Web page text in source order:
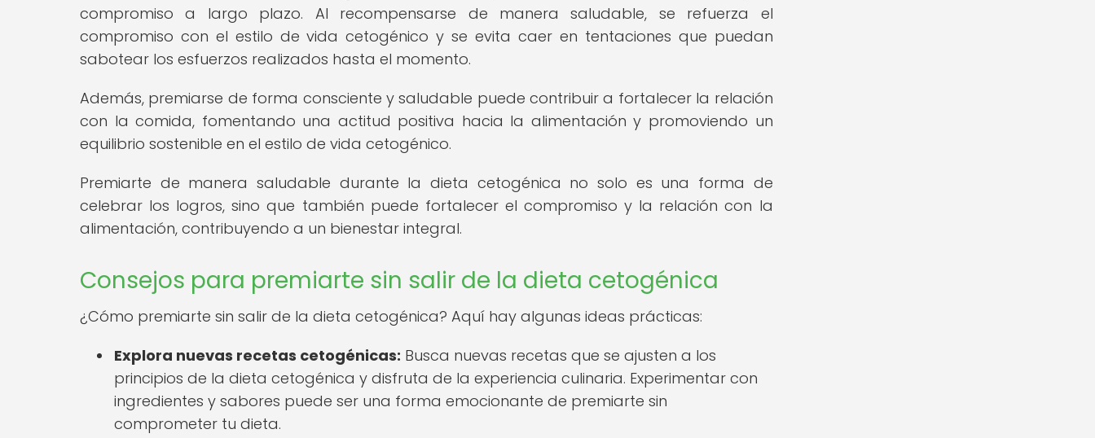
compromiso a largo plazo. Al recompensarse de manera saludable, se refuerza el
compromiso con el estilo de vida cetogénico y se evita caer en tentaciones que puedan
sabotear los esfuerzos realizados hasta el momento.
Además, premiarse de forma consciente y saludable puede contribuir a fortalecer la relación
con la comida, fomentando una actitud positiva hacia la alimentación y promoviendo un
equilibrio sostenible en el estilo de vida cetogénico.
Premiarte de manera saludable durante la dieta cetogénica no solo es una forma de
celebrar los logros, sino que también puede fortalecer el compromiso y la relación con la
alimentación, contribuyendo a un bienestar integral.
Consejos para premiarte sin salir de la dieta cetogénica
¿Cómo premiarte sin salir de la dieta cetogénica? Aquí hay algunas ideas prácticas:
Explora nuevas recetas cetogénicas: Busca nuevas recetas que se ajusten a los
principios de la dieta cetogénica y disfruta de la experiencia culinaria. Experimentar con
ingredientes y sabores puede ser una forma emocionante de premiarte sin
comprometer tu dieta.